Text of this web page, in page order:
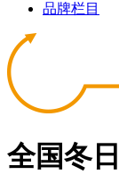
品牌栏目
全国冬